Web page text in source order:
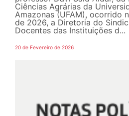
Ciências Agrárias da
Amazonas (UFAM), ocorrido
de 2026, a Diretoria do
Docentes das Instituições d...
20 de Fevereiro de 2026